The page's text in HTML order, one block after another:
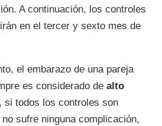
A continuación, los controles
en el tercer y sexto mes de
el embarazo de una pareja
es considerado dealto
si todos los controles son
sufre ninguna complicación,